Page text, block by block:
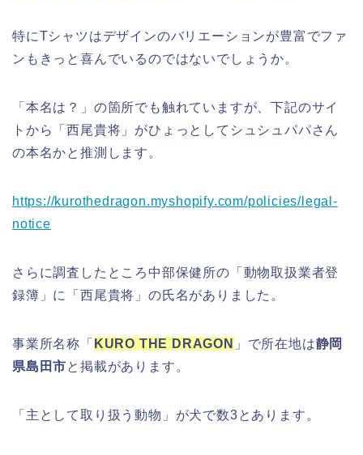
特にTシャツはデザインのバリエーションが豊富でファ
ンもきっと喜んでいるのではないでしょうか。
「本名は？」の箇所でも触れていますが、下記のサイ
トから「西尾貴将」がひょっとしてシュシュパパさん
の本名かと推測します。
https://kurothedragon.myshopify.com/policies/legal-
notice
さらに調査したところ中部保健所の「動物取扱業者登
録簿」に「西尾貴将」の氏名がありました。
事業所名称「 KURO THE DRAGON 」で所在地は静岡
県島田市と掲載があります。
「主として取り扱う動物」が犬で数3とあります。